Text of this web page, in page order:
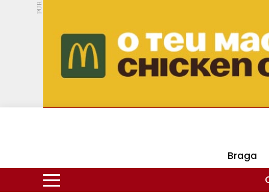
PUB.
Hoje 16ºC 25ºC DMtv
Braga